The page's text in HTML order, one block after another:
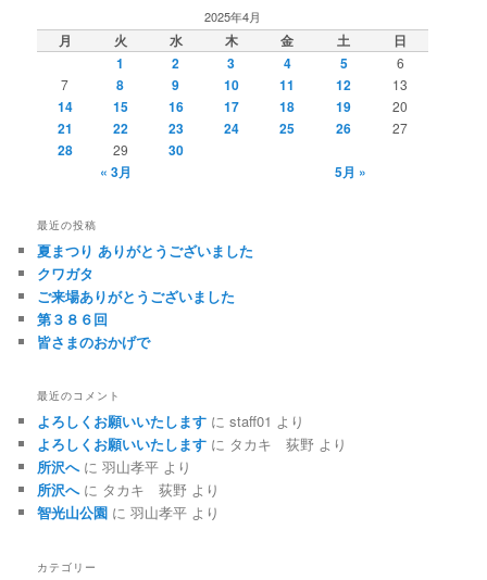
2025年4月
月 火 水 木 金 土
日
1
2 3 4 5
6
7
8 9 10 11 12 13
14 15 16 17 18 19 20
21 22 23 24 25 26 27
28 29
30
« 3月
5月 »
最近の投稿
夏まつり ありがとうございました
クワガタ
ご来場ありがとうございました
第３８６回
皆さまのおかげで
最近のコメント
よろしくお願いいたします にstaff01 より
よろしくお願いいたします に タカキ 荻野 より
所沢へに羽山孝平 より
所沢へに タカキ 荻野 より
智光山公園 に羽山孝平 より
カテゴリー